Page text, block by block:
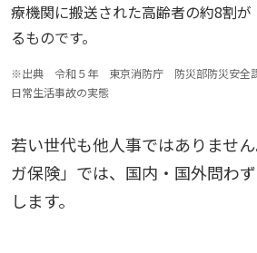
療機関に搬送された高齢者の約8割
るものです。
※出典 令和５年 東京消防庁 防災部防災安全
日常生活事故の実態
若い世代も他人事ではありませ
ガ保険」では、国内・国外問わ
します。